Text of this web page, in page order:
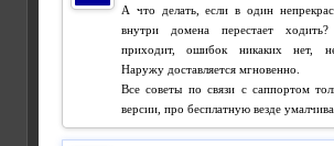
А что делать, если в один
внутри домена перестает
приходит, ошибок никаких нет, не
Наружу доставляется мгновенно.
Все советы по связи с саппортом
версии, про бесплатную везде